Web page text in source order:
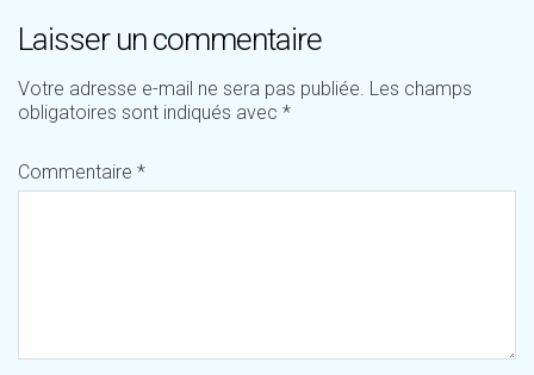
Laisser un commentaire
Votre adresse e-mail ne sera pas publiée. Les champs
obligatoires sont indiqués avec *
Commentaire *